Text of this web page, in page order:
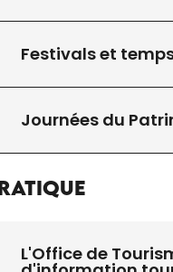
Festivals et
Journées du
L'Office de